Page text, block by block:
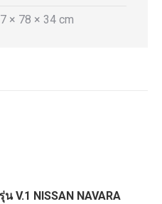
× 78 × 34 cm
V.1 NISSAN NAVARA